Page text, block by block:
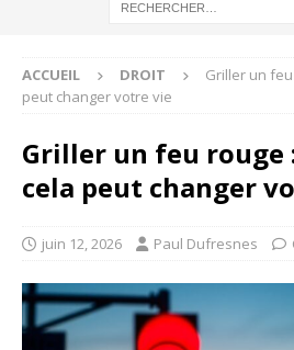
ACCUEIL DROIT
Griller un
peut changer votre vie
Griller un feu rouge
cela peut changer
juin 12, 2026 Paul Dufresnes